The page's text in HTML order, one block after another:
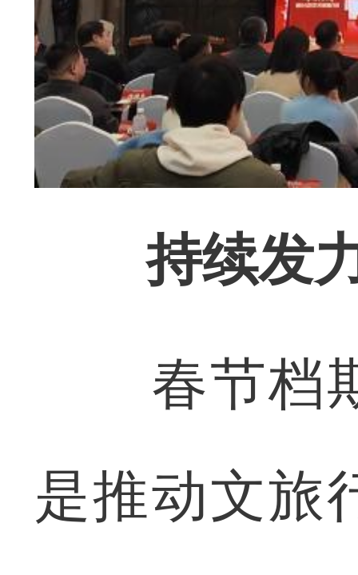
‌‌持续发
春节档期
是推动文旅